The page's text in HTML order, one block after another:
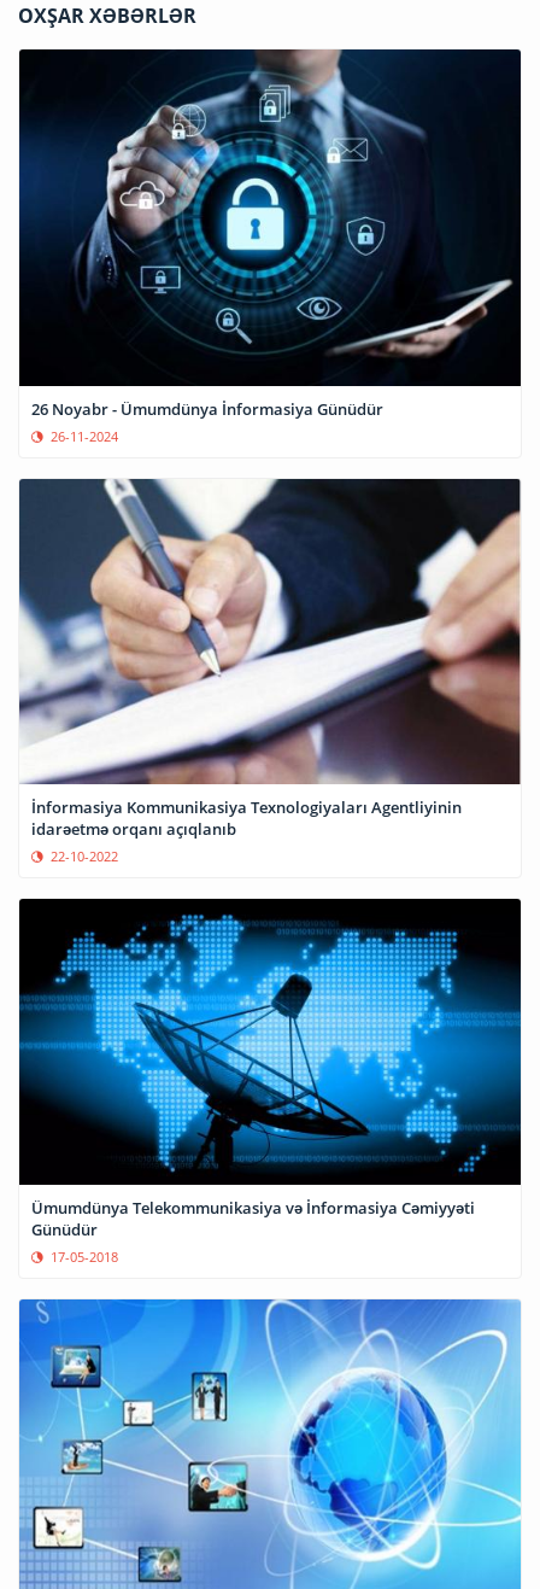
OXŞAR XƏBƏRLƏR
26 Noyabr - Ümumdünya İnformasiya Günüdür
26-11-2024
İnformasiya Kommunikasiya Texnologiyaları Agentliyinin
idarəetmə orqanı açıqlanıb
22-10-2022
Ümumdünya Telekommunikasiya və İnformasiya Cəmiyyəti
Günüdür
17-05-2018